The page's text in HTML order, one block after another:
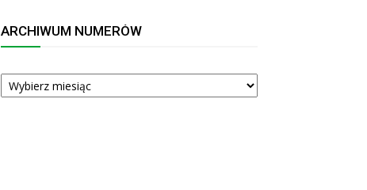
ARCHIWUM NUMERÓW
ARCHIWUM
NUMERÓW